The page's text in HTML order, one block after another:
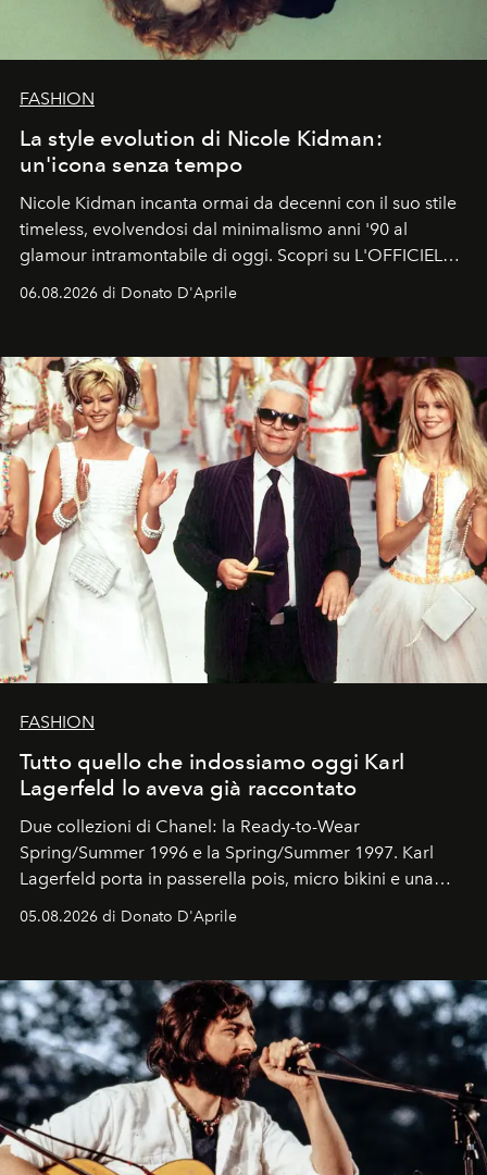
FASHION
La style evolution di Nicole Kidman:
un'icona senza tempo
Nicole Kidman incanta ormai da decenni con il suo stile
timeless, evolvendosi dal minimalismo anni '90 al
glamour intramontabile di oggi. Scopri su L'OFFICIEL
Italia la sua style evolution.
06.08.2026 di Donato D'Aprile
FASHION
Tutto quello che indossiamo oggi Karl
Lagerfeld lo aveva già raccontato
Due collezioni di Chanel: la Ready-to-Wear
Spring/Summer 1996 e la Spring/Summer 1997. Karl
Lagerfeld porta in passerella pois, micro bikini e una
logomania pensata per la spiaggia
Kate, Claudia e Carla una dietro l'altra. Trent'anni dopo,
uno dei documenti più contemporanei che abbiamo.
05.08.2026 di Donato D'Aprile